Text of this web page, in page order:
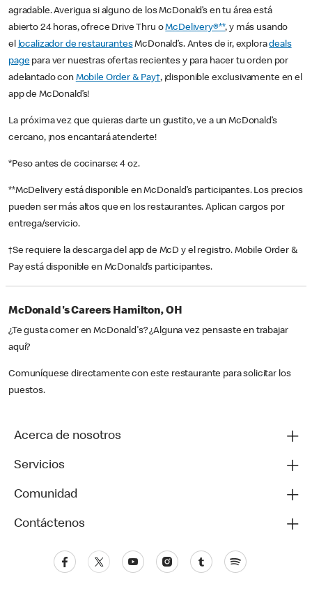
agradable. Averigua si alguno de los McDonald’s en tu área está
abierto 24 horas, ofrece Drive Thru oMcDelivery®**, y más usando
el localizador de restaurantesMcDonald’s. Antes de ir, exploradeals
pagepara ver nuestras ofertas recientes y para hacer tu orden por
adelantado con Mobile Order & Pay†, ¡disponible exclusivamente en el
app de McDonald’s!
La próxima vez que quieras darte un gustito, ve a un McDonald’s
cercano, ¡nos encantará atenderte!
*Peso antes de cocinarse: 4 oz.
**McDelivery está disponible en McDonald’s participantes. Los precios
pueden ser más altos que en los restaurantes. Aplican cargos por
entrega/servicio.
†Se requiere la descarga del app de McD y el registro. Mobile Order &
Pay está disponible en McDonald’s participantes.
McDonald's Careers Hamilton, OH
¿Te gusta comer en McDonald's? ¿Alguna vez pensaste en trabajar
aquí?
Comuníquese directamente con este restaurante para solicitar los
puestos.
Acerca de nosotros
Servicios
Comunidad
Contáctenos